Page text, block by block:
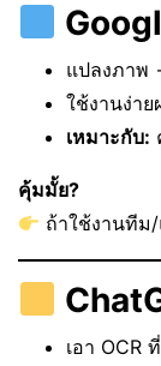
แปลงภาพ
ใช้งานง่า
เหมาะกับ:
คุ้มมั้ย?
ถ้าใช้งานที
เอา OCR